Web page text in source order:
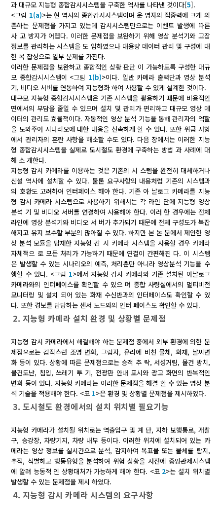
과 대규모 지능형 종합감시시스템을 구축한 역사를 나타낸 것이다[5].
<그림 1(a)>는 현 역사의 종합감시시스템이며 운 영자의 집중력에 크게 의
존하는 문제점을 가지고 있는데 감시시스템만으로는 이벤트 발생에 따른
사 고 방지가 어렵다. 이러한 문제점을 보완하기 위해 영상 분석기와 고장
정보를 관리하는 시스템을 도 입하였으나 대용량 데이터 관리 및 구성에 대
한 복 잡성으로 일부 문제를 가진다.
이러한 문제점을 보완하고 종합적인 상황 판단 이 가능하도록 구성한 대규
모 종합감시시스템이 <그림 1(b)>이다. 일반 카메라 출력단과 영상 분석
기, 비디오 서버를 연동하여 지능형화 하여 사용할 수 있게 설계한 것이다.
대규모 지능형 종합감시시스템은 기존 시스템을 활용하기 때문에 비용적인
면에서의 부담을 줄일 수 있으며 설치 및 관리가 편리하고 대규모 영상 데
이터의 관리도 효율적이다. 자동적인 영상 분석 기능을 통해 관리자의 역할
을 도와주어 시나리오에 대한 대응을 신속하게 할 수 있다. 또한 위급 사항
에서 관리자의 혼란 사항을 해소할 수도 있다. 다음 장에서는 이러한 지능
형 종합감시시스템을 실제로 도시철도 환경에 구축하는 방법 과 사례에 대
해 소 개한다.
지능형 감시 카메라를 이용하는 것은 기존의 시 스템을 완전히 대체하거나
신설 역사에 설치할 수 있다. 물론 요구사항의 내용처럼 기존의 시스템과
의 호환도 고려하여 인터페이스 해야 한다. 기존 아 날로그 카메라를 지능
형 감시 카메라 시스템으로 사용하기 위해서는 각 라인 단에 지능형 영상
분석 기 및 비디오 서버를 연결하여 사용해야 한다. 이러 한 경우에는 전체
라인에 영상 분석기와 비디오 서 버가 추가되기 때문에 전체 구성도가 복잡
해지고 유지 보수할 부분의 많아질 수 있다. 하지만 본 논 문에서 제안한 영
상 분석 모듈을 탑재한 지능형 감 시 카메라 시스템을 사용할 경우 카메라
자체적으 로 모든 처리가 가능하기 때문에 연결이 간편해진 다. 이 시스템
은 발생할 수 있는 시나리오의 예측, 처리뿐만 아니라 영상분석 기능을 수
행할 수 있다. <그림 1>에서 지능형 감시 카메라와 기존 설치된 아날로그
카메라와의 인터페이스를 확인할 수 있으 며 종합 사령실에서의 멀티비전
모니터링 및 설치 되어 있는 화재 수신반과의 인터페이스도 확인할 수 있
다. 또한 경보를 담당하는 센서 노드와의 인터 페이스도 확인할 수 있다.
2. 지능형 카메라 설치 환경 및 상황별 문제점
지능형 감시 카메라에서 해결해야 하는 문제점 중에서 외부 환경에 의한 문
제점으로는 갑작스런 조명 변화, 그림자, 유리에 비친 물체, 화재, 날씨변
화 등이 있다. 상황에 따른 문제점으로는 승객 추 락, 서성거림, 물건 방치,
물건도난, 침입, 쓰레기 투 기, 전광판 안내 표시와 광고 화면의 반복적인
변화 등이 있다. 지능형 카메라는 이러한 문제점을 해결 할 수 있는 영상 분
석 기술을 적용해야 한다. <표 1>은 환경 및 상황별 문제점을 제시하였다.
3. 도시철도 환경에서의 설치 위치별 필요기능
지능형 카메라가 설치될 위치로는 역출입구 및 계 단, 지하 보행통로, 개찰
구, 승강장, 차량기지, 차량 내부 등이다. 이러한 위치에 설치되어 있는 카
메라는 영상 정보를 실시간으로 분석, 감지하여 목표물 또는 물체를 탐지,
추적, 식별하고 행동유형을 분석하여 위험 상황을 사전에 중앙관제시스템
에 알려 능동적 인 상황대처가 가능하게 해야 한다. <표 2>는 설치 위치별
발생할 수 있는 문제점을 제시 하였다.
4. 지능형 감시 카메라 시스템의 요구사항